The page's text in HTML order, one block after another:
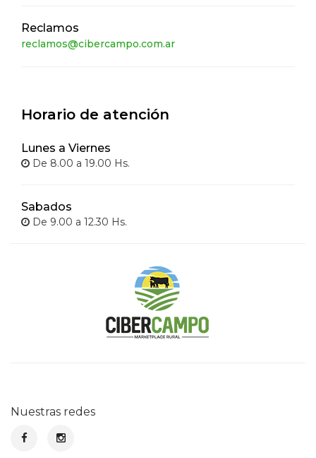
Reclamos
reclamos@cibercampo.com.ar
Horario de atención
Lunes a Viernes
De 8.00 a 19.00 Hs.
Sabados
De 9.00 a 12.30 Hs.
Nuestras redes